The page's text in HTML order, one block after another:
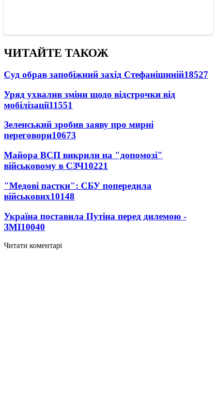
ЧИТАЙТЕ ТАКОЖ
Суд обрав запобіжний захід Стефанішиній18527
Уряд ухвалив зміни щодо відстрочки від
мобілізації11551
Зеленський зробив заяву про мирні
переговори10673
Майора ВСП викрили на "допомозі"
військовому в СЗЧ10221
"Медові пастки": СБУ попередила
військових10148
Україна поставила Путіна перед дилемою -
ЗМІ10040
Читати коментарі